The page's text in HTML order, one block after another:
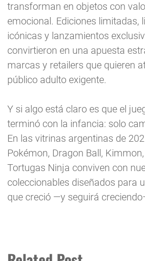
transforman en objetos con
emocional. Ediciones limitadas,
icónicas y lanzamientos
convirtieron en una apuesta
marcas y retailers que quieren
público adulto exigente.
Y si algo está claro es que el
terminó con la infancia: solo
En las vitrinas argentinas de
Pokémon, Dragon Ball,
Tortugas Ninja conviven con
coleccionables diseñados para
que creció —y seguirá